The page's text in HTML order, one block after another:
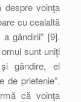
despre voinţa
cu cealaltă
gândirii” [9].
sunt uniţi
gândire, el
de prietenie”.
că voinţa